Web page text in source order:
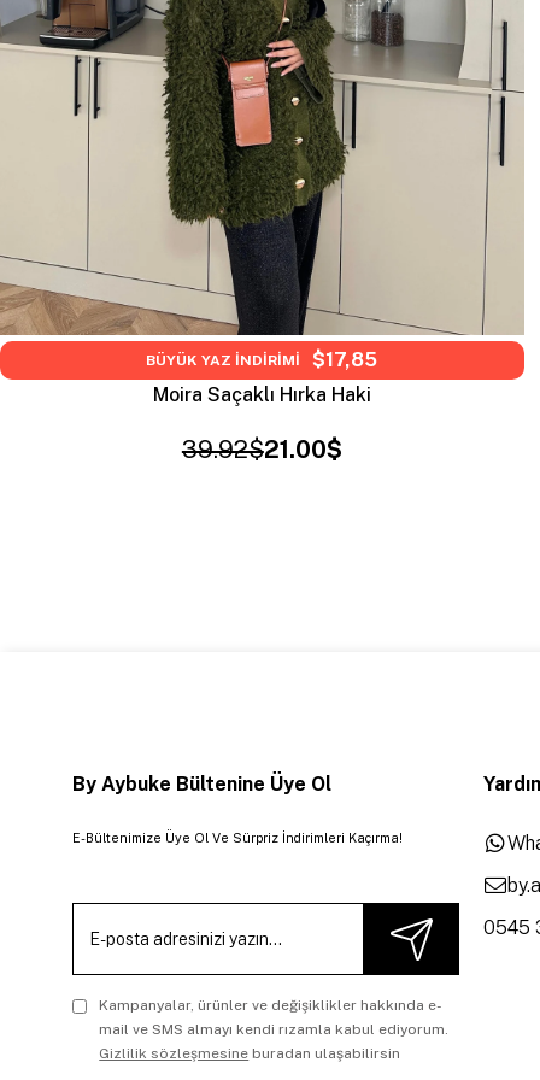
Moira Saçaklı Hırka Haki
21.00$
39.92$
BÜYÜK YAZ İNDİRİMİ $17,85
By Aybuke Bültenine Üye Ol
E-Bültenimize Üye Ol Ve Sürpriz İndirimleri Kaçırma!
Kampanyalar, ürünler ve değişiklikler hakkında e-
mail ve SMS almayı kendi rızamla kabul ediyorum.
Gizlilik sözleşmesine buradan ulaşabilirsin
0545